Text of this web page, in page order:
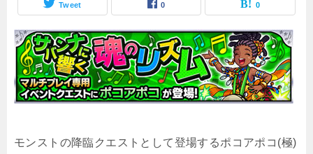
Tweet 0 0
モンストの降臨クエストとして登場するポコアポコ(極)